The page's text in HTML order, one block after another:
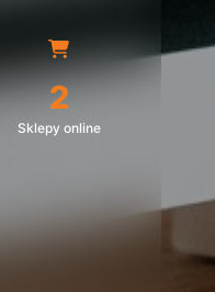
2
Sklepy online